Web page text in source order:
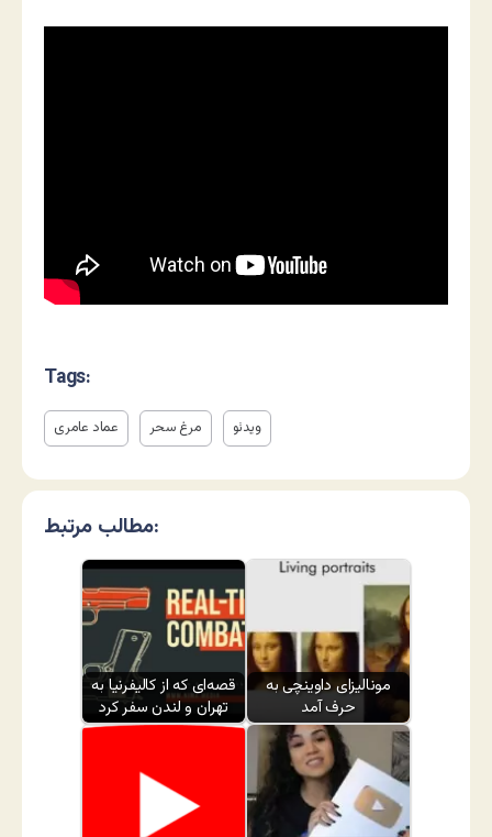
Tags:
عماد عامری مرغ سحر ویدئو
مطالب مرتبط:
قصه‌ای که از کالیفرنیا به
تهران و لندن سفر کرد
مونالیزای داوینچی به
حرف آمد